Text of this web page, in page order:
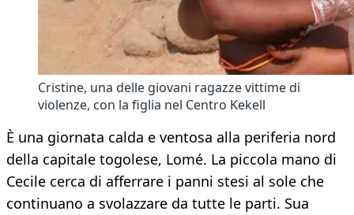
Cristine, una delle giovani ragazze vittime di
violenze, con la figlia nel Centro Kekell
È una giornata calda e ventosa alla periferia nord
della capitale togolese, Lomé. La piccola mano di
Cecile cerca di afferrare i panni stesi al sole che
continuano a svolazzare da tutte le parti. Sua